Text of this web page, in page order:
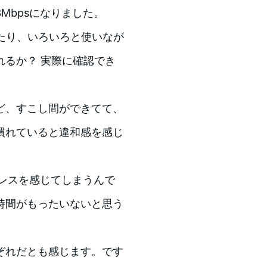
になりました。
り、いろいろと使いなが
か？ 実際に確認でき
すこし間ができてて、
ていると違和感を感じ
スを感じてしまうんで
がもったいないと思う
れだとも感じます。です